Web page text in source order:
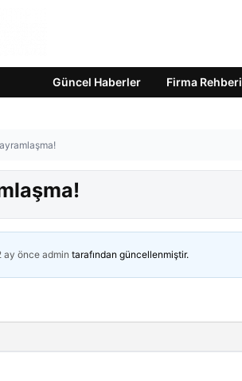
Güncel Haberler Firma Rehberi
ay önceadmin tarafından güncellenmiştir.